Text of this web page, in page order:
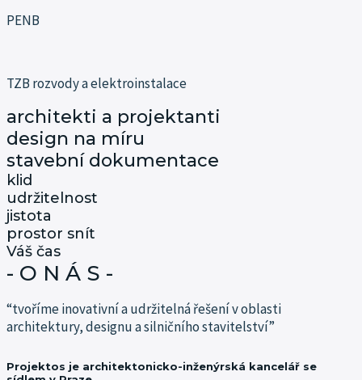
PENB
TZB rozvody a elektroinstalace
architekti a projektanti
design na míru
stavební dokumentace
klid
udržitelnost
jistota
prostor snít
Váš čas
- O N Á S -
“tvoříme inovativní a udržitelná řešení v oblasti
architektury, designu a silničního stavitelství”
Projektos je architektonicko-inženýrská kancelář se